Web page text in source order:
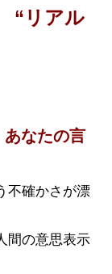
“リアル
あなたの言
不確かさが漂
間の意思表示